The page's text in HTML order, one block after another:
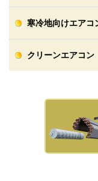
寒冷地向けエアコ
クリーンエアコン